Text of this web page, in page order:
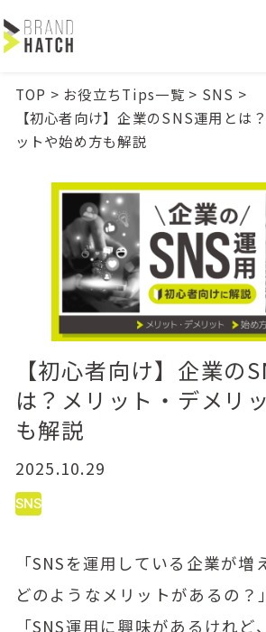
TOP > お役立ちTips一覧 > SNS >
【初心者向け】企業のSNS運用とは
ットや始め方も解説
【初心者向け】企業の
は？メリット・デメリ
も解説
2025.10.29
SNS
「SNSを運用している企業が増
どのようなメリットがあるの？」
「SNS運用に興味があるけれど